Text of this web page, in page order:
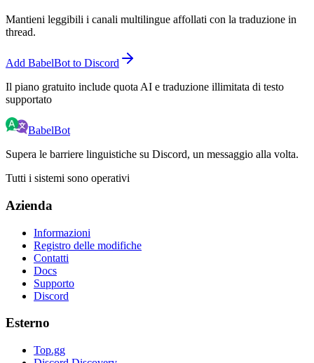
Mantieni leggibili i canali multilingue affollati con la traduzione in
thread.
Add BabelBot to Discord
Il piano gratuito include quota AI e traduzione illimitata di testo
supportato
BabelBot
Supera le barriere linguistiche su Discord, un messaggio alla volta.
Tutti i sistemi sono operativi
Azienda
Informazioni
Registro delle modifiche
Contatti
Docs
Supporto
Discord
Esterno
Top.gg